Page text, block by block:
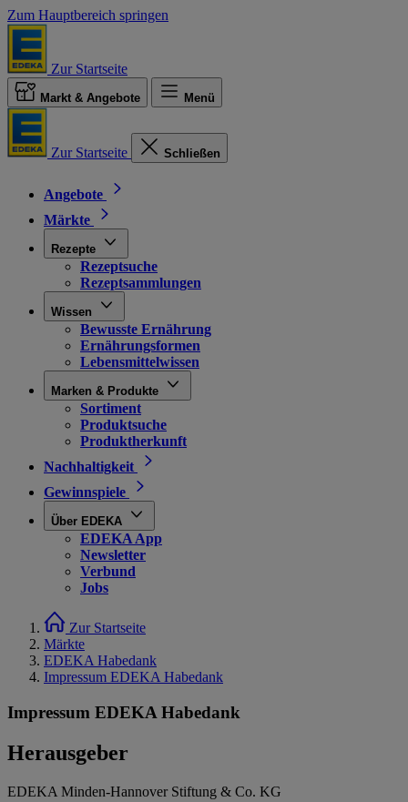
Zum Hauptbereich springen
Zur Startseite
Markt & Angebote Menü
Zur Startseite Schließen
Angebote
Märkte
Rezepte
Rezeptsuche
Rezeptsammlungen
Wissen
Bewusste Ernährung
Ernährungsformen
Lebensmittelwissen
Marken & Produkte
Sortiment
Produktsuche
Produktherkunft
Nachhaltigkeit
Gewinnspiele
Über EDEKA
EDEKA App
Newsletter
Verbund
Jobs
Zur Startseite
Märkte
EDEKA Habedank
Impressum EDEKA Habedank
Impressum EDEKA Habedank
Herausgeber
EDEKA Minden-Hannover Stiftung & Co. KG